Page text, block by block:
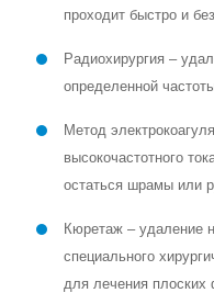
проходит быстро и
Радиохирургия –
определенной
Метод
высокочастотного
остаться шрамы или
Кюретаж – удаление
специального
для лечения